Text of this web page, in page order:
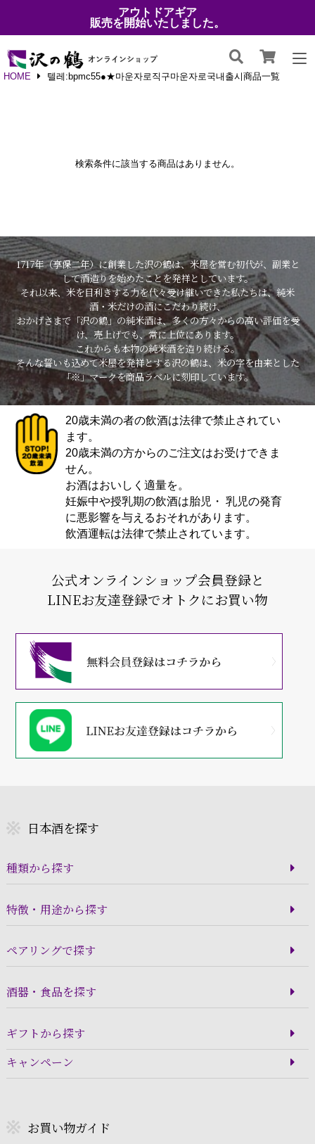
アウトドアギア
販売を開始いたしました。
HOME 텔레:bpmc55●★마운자로직구마운자로국내출시商品一覧
検索条件に該当する商品はありません。
1717年（享保二年）に創業した沢の鶴は、米屋を営む初代が、副業と
して酒造りを始めたことを発祥としています。
それ以来、米を目利きする力を代々受け継いできた私たちは、純米
酒・米だけの酒にこだわり続け、
おかげさまで「沢の鶴」の純米酒は、多くの方々からの高い評価を受
け、売上げでも、常に上位にあります。
これからも本物の純米酒を造り続ける。
そんな誓いも込めて米屋を発祥とする沢の鶴は、米の字を由来とした
「※」マークを商品ラベルに刻印しています。
20歳未満の者の飲酒は法律で禁止されてい
ます。
20歳未満の方からのご注文はお受けできま
せん。
お酒はおいしく適量を。
妊娠中や授乳期の飲酒は胎児・ 乳児の発育
に悪影響を与えるおそれがあります。
飲酒運転は法律で禁止されています。
公式オンラインショップ会員登録と
LINEお友達登録でオトクにお買い物
日本酒を探す
種類から探す
特徴・用途から探す
ペアリングで探す
酒器・食品を探す
ギフトから探す
キャンペーン
お買い物ガイド